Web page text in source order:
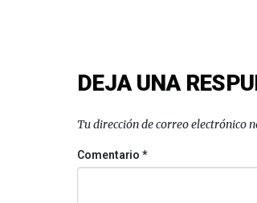
DEJA UNA
Tu dirección de correo electrónico
Comentario*